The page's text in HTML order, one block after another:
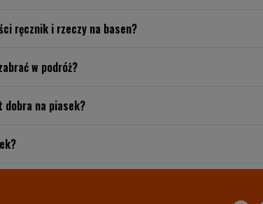
ręcznik i rzeczy na basen?
w podróż?
na piasek?